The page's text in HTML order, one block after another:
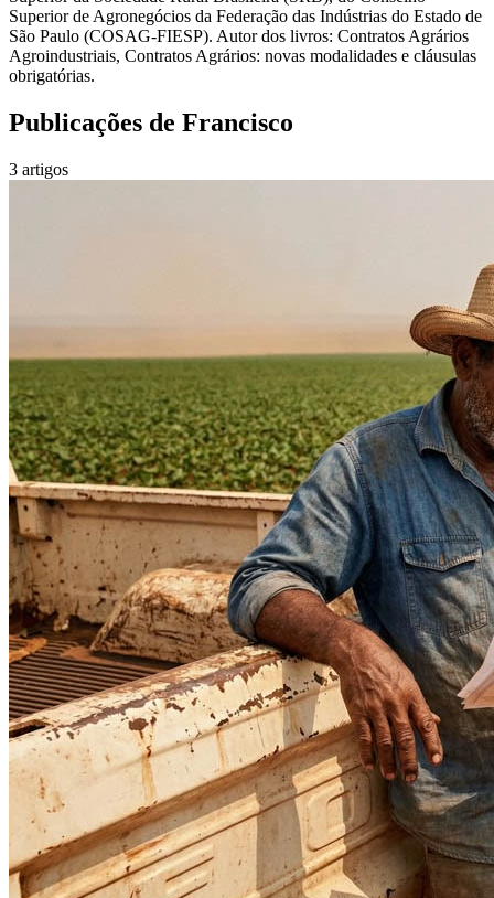
Superior de Agronegócios da Federação das Indústrias do Estado de
São Paulo (COSAG-FIESP). Autor dos livros: Contratos Agrários
Agroindustriais, Contratos Agrários: novas modalidades e cláusulas
obrigatórias.
Publicações de Francisco
3 artigos